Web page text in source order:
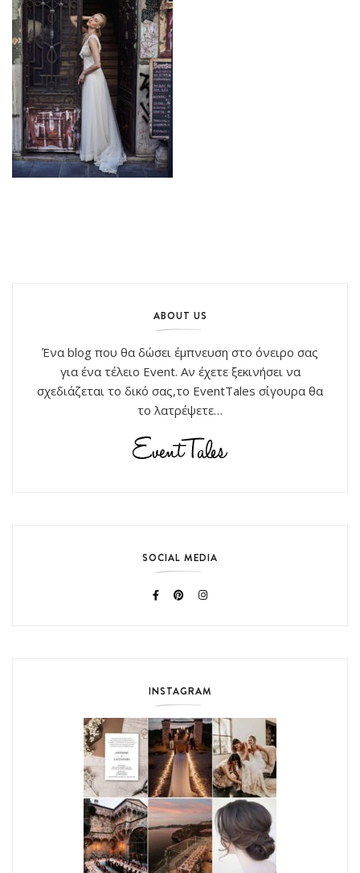
ABOUT US
Ένα blog που θα δώσει έμπνευση στο όνειρο σας
για ένα τέλειο Event. Αν έχετε ξεκινήσει να
σχεδιάζεται το δικό σας,το EventTales σίγουρα θα
το λατρέψετε…
SOCIAL MEDIA
INSTAGRAM